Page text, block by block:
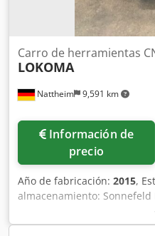
Nattheim 9,591 km
Carro de herramientas
LOKOMA
Información de
precio
Año de fabricación: 2015,
almacenamiento: Sonnefeld